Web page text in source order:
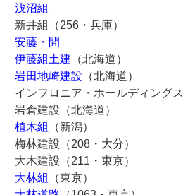
浅沼組
新井組（256・兵庫）
安藤・間
伊藤組土建 （北海道）
岩田地崎建設 （北海道）
インフロニア・ホールディングス
岩倉建設（北海道）
植木組
（新潟）
梅林建設（208・大分）
大木建設（211・東京）
大林組
（東京）